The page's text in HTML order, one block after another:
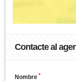
Contacte al
Nombre *